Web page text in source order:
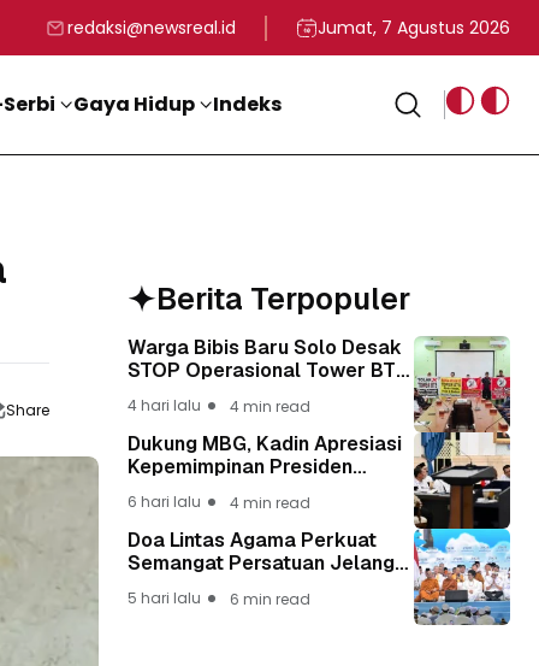
ke-81 Kemerdekaan RI
Kadin Apresiasi Kepemimpinan Presiden Prabowo yang
Staf Khusus Menag RI
redaksi@newsreal.id Jumat, 7 Agustus 2026
Gaya Hidup Indeks
Share
Berita Terpopuler
Warga Bibis Baru Solo Desak
STOP Operasional Tower BTS,
Keselamatan Warga Lebih
Berharga
4 hari lalu 4 min read
Dukung MBG, Kadin Apresiasi
Kepemimpinan Presiden
6 hari lalu 4 min read
Doa Lintas Agama Perkuat
Semangat Persatuan Jelang
5 hari lalu 6 min read